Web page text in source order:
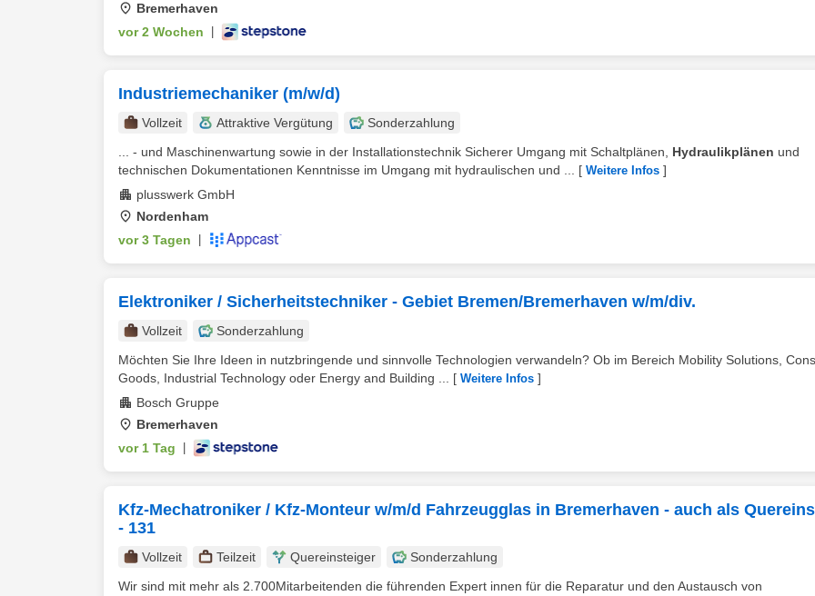
Bremerhaven
vor 2 Wochen
Industriemechaniker (m/w/d)
Vollzeit Attraktive Vergütung
Sonderzahlung
... - und Maschinenwartung sowie in der Installationstechnik Sicherer Umgang mit Schaltplänen, Hydraulikplänen und
technischen Dokumentationen Kenntnisse im Umgang mit hydraulischen und ...
[ Weitere Infos ]
plusswerk GmbH
Nordenham
vor 3 Tagen
Elektroniker / Sicherheitstechniker - Gebiet Bremen/Bremerhaven w/m/div.
Vollzeit
Sonderzahlung
Möchten Sie Ihre Ideen in nutzbringende und sinnvolle Technologien verwandeln? Ob im Bereich Mobility Solutions,
Goods, Industrial Technology oder Energy and Building ...
[ Weitere Infos ]
Bosch Gruppe
Bremerhaven
vor 1 Tag
Kfz-Mechatroniker / Kfz-Monteur w/m/d Fahrzeugglas in Bremerhaven - auch als
- 131
Vollzeit Teilzeit Quereinsteiger
Sonderzahlung
Wir sind mit mehr als 2.700Mitarbeitenden die führenden Expert innen für die Reparatur und den Austausch von